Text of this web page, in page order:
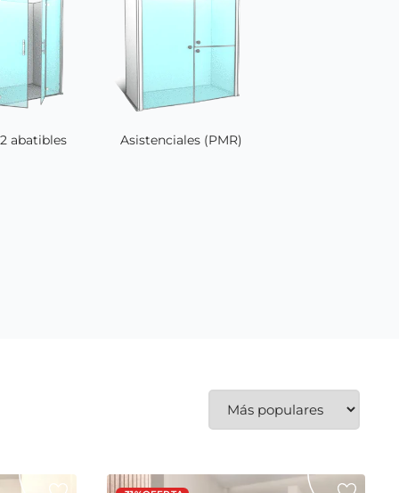
abatibles Asistenciales (PMR)